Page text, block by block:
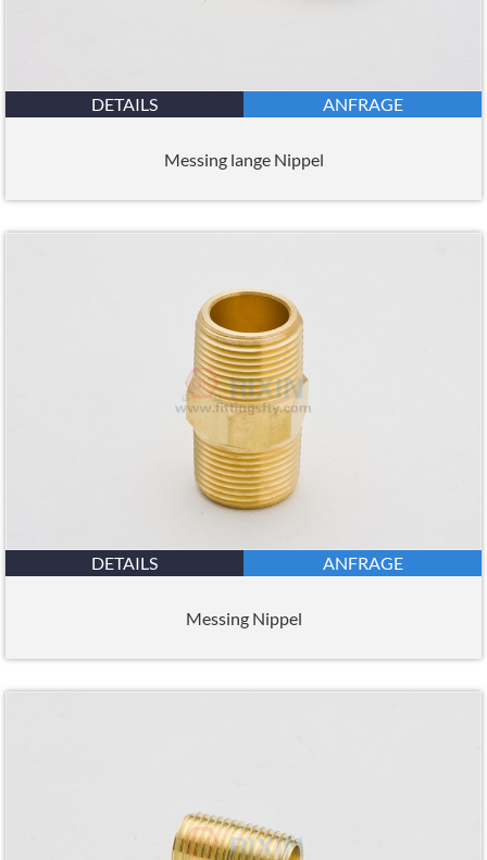
DETAILS ANFRAGE
Messing lange Nippel
DETAILS ANFRAGE
Messing Nippel